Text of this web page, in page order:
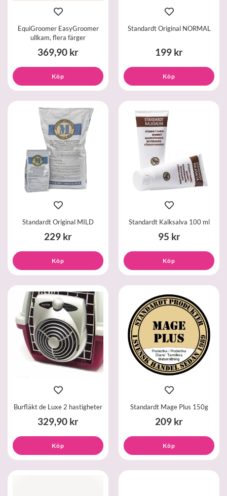
EquiGroomer EasyGroomer
ullkam, flera färger
369,90 kr
Köp
Standardt Original NORMAL
199 kr
Köp
Standardt Original MILD
229 kr
Köp
Standardt Kalksalva 100 ml
95 kr
Köp
Burfläkt de Luxe 2 hastigheter
329,90 kr
Köp
Standardt Mage Plus 150g
209 kr
Köp